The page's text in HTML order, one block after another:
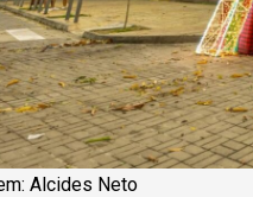
Alcides Neto